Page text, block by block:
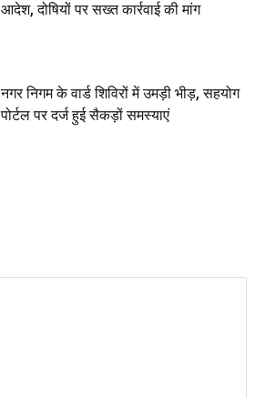
आदेश, दोषियों पर सख्त कार्रवाई की मांग
नगर निगम के वार्ड शिविरों में उमड़ी भीड़, सहयोग
पोर्टल पर दर्ज हुई सैकड़ों समस्याएं